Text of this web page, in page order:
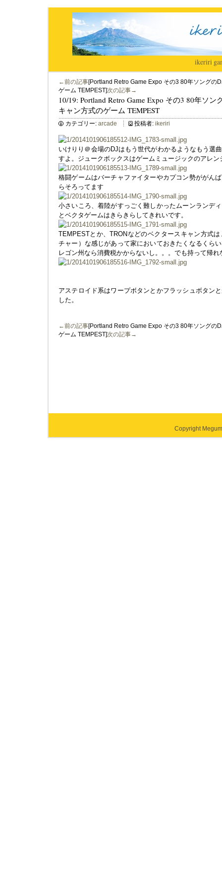
ikeriri|
←前の記事[Portland Retro Game Expo その3 80年ソングの
ゲーム TEMPEST]次の記事→
10/19: Portland Retro Game Expo その3 80年ソ
キャン方式のゲーム TEMPEST
カテゴリー: arcade 投稿者: ikeriri
いけりり＠会場のDJはもう世代がわかるようなもう選
すよ。ジュークボックスはゲームミュージックのアレ
格闘ゲームはバーチャファイターやカプコン勢ががん
らそろってます
小さいころ、着陸がすっごく難しかったムーンランデ
とベクタゲームはきらきらしてきれいです。
TEMPESTとか、TRONなどのベクタースキャン方式
チャー）な感じがあって家においておきたくなるくら
レゴン州なら消費税かからないし。。。でも持って帰れ
アステロイド系はワープボタンとかフラッシュボタン
した。
←前の記事[Portland Retro Game Expo その3 80年ソングの
ゲーム TEMPEST]次の記事→
Copyright